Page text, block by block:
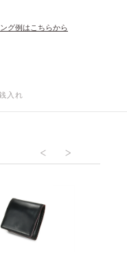
グ例はこちらから
入れ